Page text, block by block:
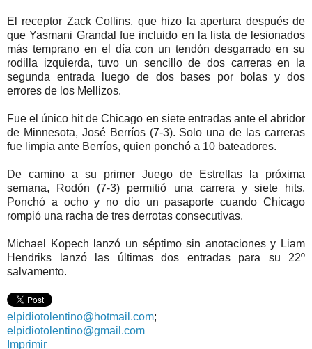
El receptor Zack Collins, que hizo la apertura después de
que Yasmani Grandal fue incluido en la lista de lesionados
más temprano en el día con un tendón desgarrado en su
rodilla izquierda, tuvo un sencillo de dos carreras en la
segunda entrada luego de dos bases por bolas y dos
errores de los Mellizos.
Fue el único hit de Chicago en siete entradas ante el abridor
de Minnesota, José Berríos (7-3). Solo una de las carreras
fue limpia ante Berríos, quien ponchó a 10 bateadores.
De camino a su primer Juego de Estrellas la próxima
semana, Rodón (7-3) permitió una carrera y siete hits.
Ponchó a ocho y no dio un pasaporte cuando Chicago
rompió una racha de tres derrotas consecutivas.
Michael Kopech lanzó un séptimo sin anotaciones y Liam
Hendriks lanzó las últimas dos entradas para su 22º
salvamento.
elpidiotolentino@hotmail.com;
elpidiotolentino@gmail.com
Imprimir